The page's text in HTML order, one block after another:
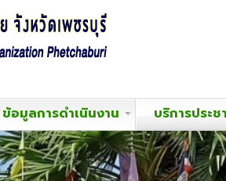
ข้อมูลการดำเนินงาน บริการประช